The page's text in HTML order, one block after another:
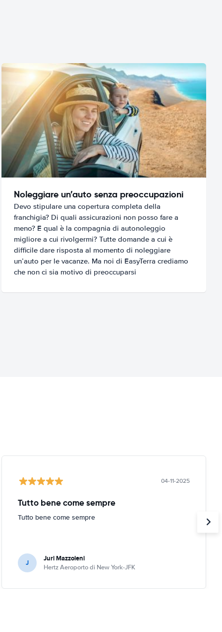
Noleggiare un’auto senza preoccupazioni
Devo stipulare una copertura completa della
franchigia? Di quali assicurazioni non posso fare a
meno? E qual è la compagnia di autonoleggio
migliore a cui rivolgermi? Tutte domande a cui è
difficile dare risposta al momento di noleggiare
un’auto per le vacanze. Ma noi di EasyTerra crediamo
che non ci sia motivo di preoccuparsi
04-11-2025
Tutto bene come sempre
Tutto bene come sempre
J Juri Mazzoleni
Hertz Aeroporto di New York-JFK